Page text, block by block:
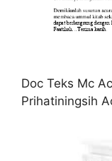
Doc Teks Mc
Prihatiningsih